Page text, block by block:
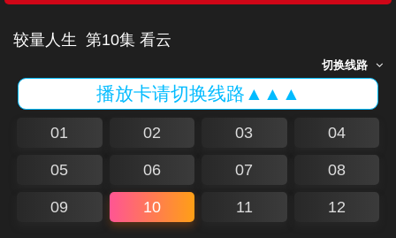
较量人生 第10集 看云
切换线路
播放卡请切换线路▲▲▲
01 02 03 04
05 06 07 08
09 10 11 12